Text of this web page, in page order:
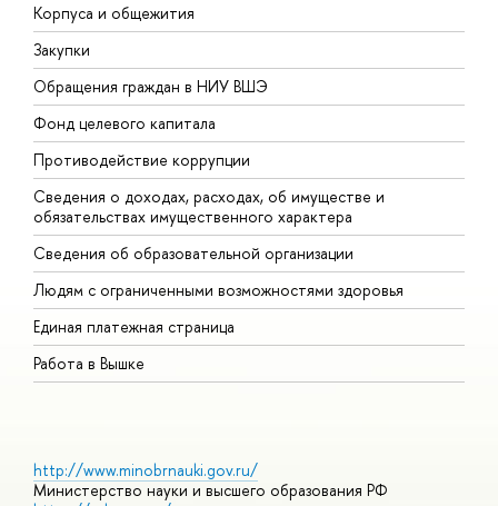
Корпуса и общежития
Закупки
Обращения граждан в НИУ ВШЭ
Фонд целевого капитала
Противодействие коррупции
Сведения о доходах, расходах, об имуществе и
обязательствах имущественного характера
Сведения об образовательной организации
Людям с ограниченными возможностями здоровья
Единая платежная страница
Работа в Вышке
http://www.minobrnauki.gov.ru/
Министерство науки и высшего образования РФ